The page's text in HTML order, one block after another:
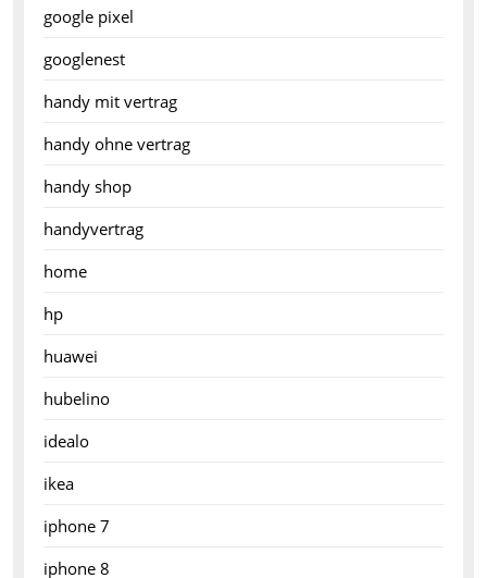
google pixel
googlenest
handy mit vertrag
handy ohne vertrag
handy shop
handyvertrag
home
hp
huawei
hubelino
idealo
ikea
iphone 7
iphone 8